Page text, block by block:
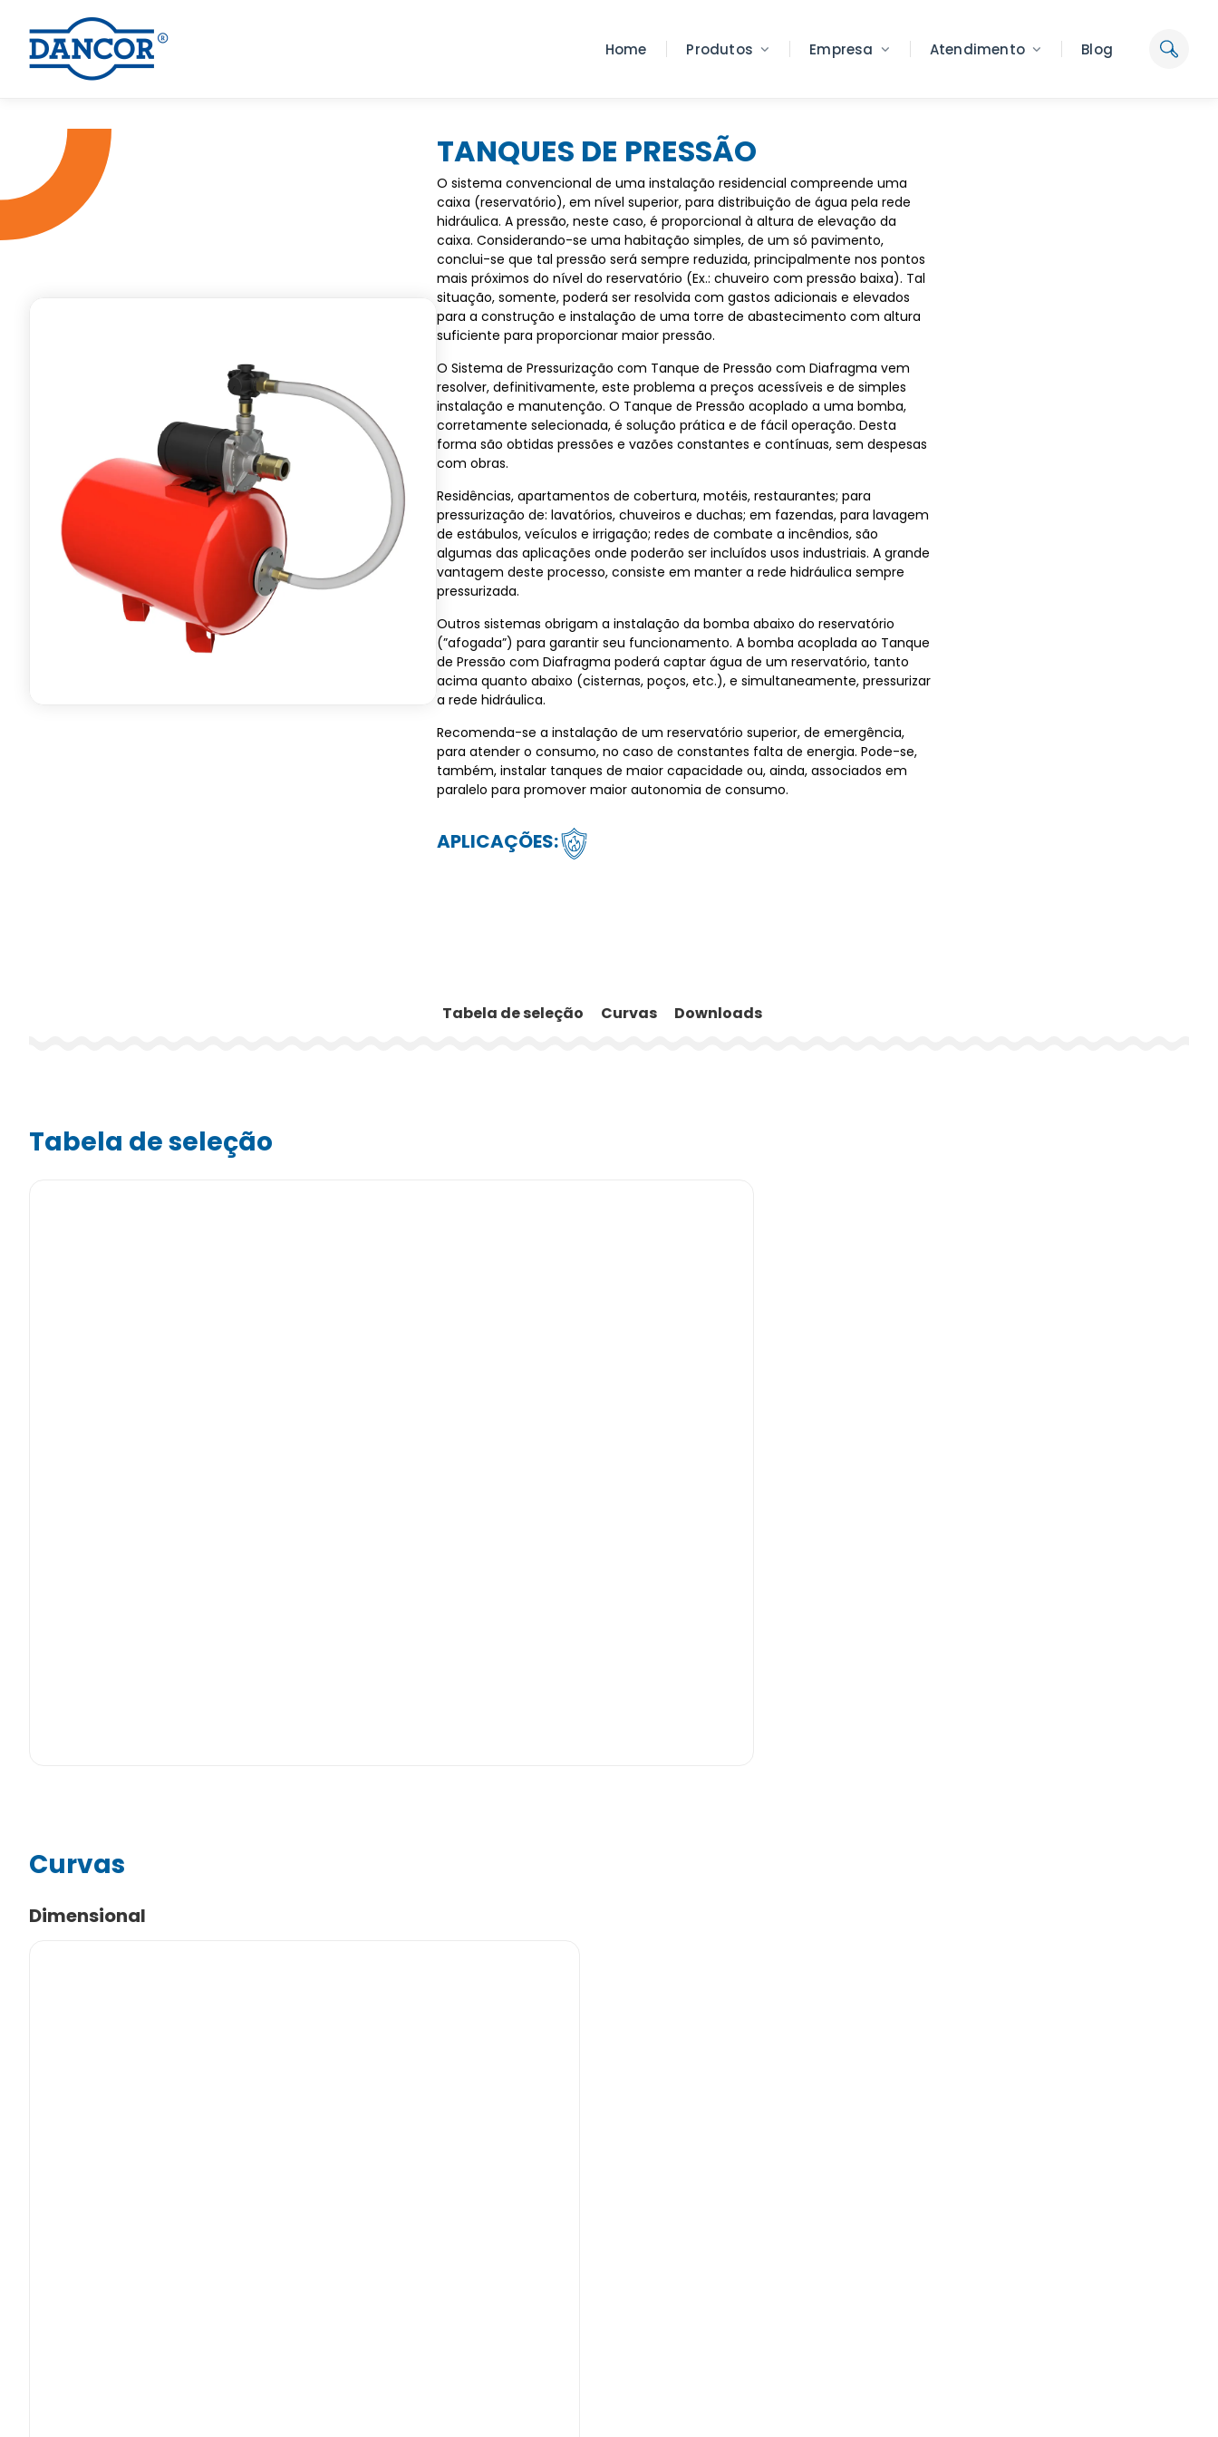
Home Produtos Empresa Atendimento Blog
TANQUES DE PRESSÃO
O sistema convencional de uma instalação residencial compreende uma
caixa (reservatório), em nível superior, para distribuição de água pela rede
hidráulica. A pressão, neste caso, é proporcional à altura de elevação da
caixa. Considerando-se uma habitação simples, de um só pavimento,
conclui-se que tal pressão será sempre reduzida, principalmente nos pontos
mais próximos do nível do reservatório (Ex.: chuveiro com pressão baixa). Tal
situação, somente, poderá ser resolvida com gastos adicionais e elevados
para a construção e instalação de uma torre de abastecimento com altura
suficiente para proporcionar maior pressão.
O Sistema de Pressurização com Tanque de Pressão com Diafragma vem
resolver, definitivamente, este problema a preços acessíveis e de simples
instalação e manutenção. O Tanque de Pressão acoplado a uma bomba,
corretamente selecionada, é solução prática e de fácil operação. Desta
forma são obtidas pressões e vazões constantes e contínuas, sem despesas
com obras.
Residências, apartamentos de cobertura, motéis, restaurantes; para
pressurização de: lavatórios, chuveiros e duchas; em fazendas, para lavagem
de estábulos, veículos e irrigação; redes de combate a incêndios, são
algumas das aplicações onde poderão ser incluídos usos industriais. A grande
vantagem deste processo, consiste em manter a rede hidráulica sempre
pressurizada.
Outros sistemas obrigam a instalação da bomba abaixo do reservatório
(”afogada”) para garantir seu funcionamento. A bomba acoplada ao Tanque
de Pressão com Diafragma poderá captar água de um reservatório, tanto
acima quanto abaixo (cisternas, poços, etc.), e simultaneamente, pressurizar
a rede hidráulica.
Recomenda-se a instalação de um reservatório superior, de emergência,
para atender o consumo, no caso de constantes falta de energia. Pode-se,
também, instalar tanques de maior capacidade ou, ainda, associados em
paralelo para promover maior autonomia de consumo.
APLICAÇÕES:
Tabela de seleção Curvas Downloads
Tabela de seleção
Curvas
Dimensional